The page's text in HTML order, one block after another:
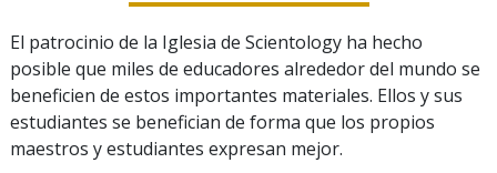
El patrocinio de la Iglesia de Scientology ha hecho
posible que miles de educadores alrededor del mundo se
beneficien de estos importantes materiales. Ellos y sus
estudiantes se benefician de forma que los propios
maestros y estudiantes expresan mejor.